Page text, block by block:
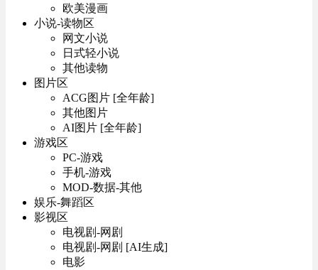
欧美漫画
小说-读物区
网文小说
日式轻小说
其他读物
图片区
ACG图片 [全年龄]
其他图片
AI图片 [全年龄]
游戏区
PC-游戏
手机-游戏
MOD-数据-其他
娱乐-舞蹈区
影视区
电视剧-网剧
电视剧-网剧 [AI生成]
电影